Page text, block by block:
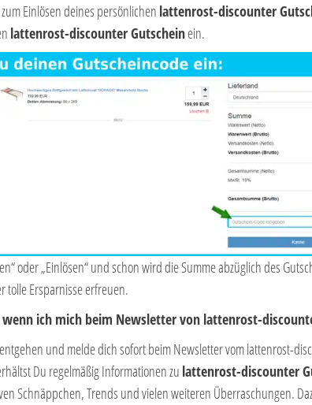
Einlösen deines persönlichen lattenrost-discounter
lattenrost-discounter Gutscheinein.
oder „Einlösen“ und schon wird die Summe abzüglich des
tolle Ersparnisse erfreuen.
ich mich beim Newsletter von lattenrost-
und melde dich sofort beim Newsletter vom lattenrost-
Du regelmäßig Informationen zu lattenrost-discounter
Schnäppchen, Trends und vielen weiteren Überraschungen.